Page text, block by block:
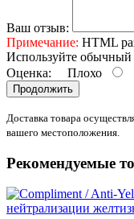
Ваш отзыв:
Примечание: HTML
Используйте обычный
Оценка: Плохо
Продолжить
Доставка товара
вашего местоположения.
Рекомендуемые